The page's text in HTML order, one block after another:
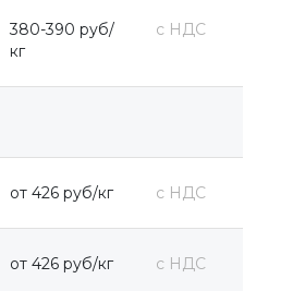
380-390 руб/
кг
с НДС
от 426 руб/кг с НДС
от 426 руб/кг с НДС